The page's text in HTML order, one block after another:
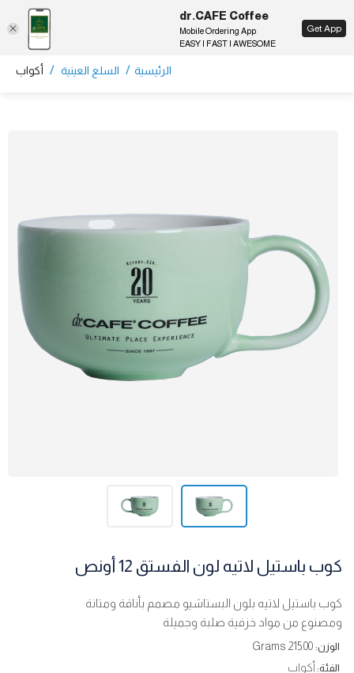
EN
الرئيسية / السلع العينية / أكواب
كوب باستيل لاتيه لون الفستق 12 أونص
كوب باستيل لاتيه بلون البستاشيو مصمم بأناقة ومتانة
ومصنوع من مواد خزفية صلبة وجميلة
الوزن: 215.00 Grams
الفئة: أكواب
dr.CAFE Coffee
Mobile Ordering App
EASY | FAST | AWESOME
Get App